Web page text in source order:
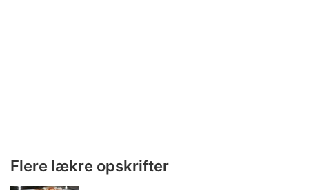
Flere lækre opskrifter